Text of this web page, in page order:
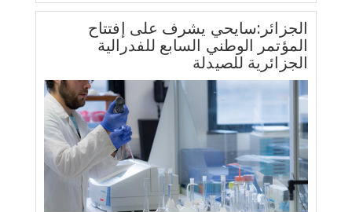
الجزائر:سايحي يشرف على إفتتاح
المؤتمر الوطني السابع للفدرالية
الجزائرية للصيدلة